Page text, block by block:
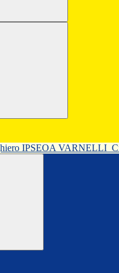
IPSEOA VARNELLI